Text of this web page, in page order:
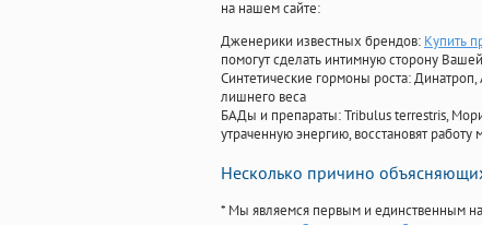
на нашем сайте:
Дженерики известных брендов: Купить
помогут сделать интимную сторону
Синтетические гормоны роста:
лишнего веса
БАДы и препараты:Tribulus terrestris,
утраченную энергию, восстановят
Несколько причино
* Мы являемся первым и единственным